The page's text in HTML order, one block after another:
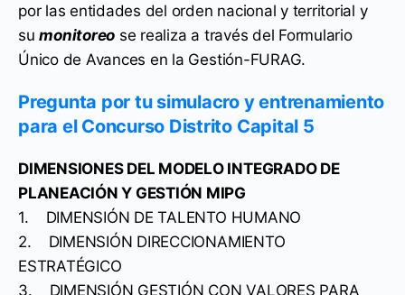
por las entidades del orden nacional y territorial y
sumonitoreo se realiza a través del Formulario
Único de Avances en la Gestión-FURAG.
Pregunta por tu simulacro y entrenamiento
para el Concurso Distrito Capital 5
DIMENSIONES DEL MODELO INTEGRADO DE
PLANEACIÓN Y GESTIÓN MIPG
1. DIMENSIÓN DE TALENTO HUMANO
2. DIMENSIÓN DIRECCIONAMIENTO
ESTRATÉGICO
3. DIMENSIÓN GESTIÓN CON VALORES PARA